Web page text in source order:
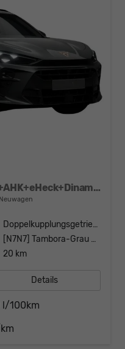
1.5 eTSI DSG Matrix+Kessy+AHK+eHeck+Dinamica+CarPlay+eHeck+GV5
Neuwagen
Doppelkupplungsgetriebe (DSG)
[N7N7] Tambora-Grau Metallic
20 km
Details
l/100km